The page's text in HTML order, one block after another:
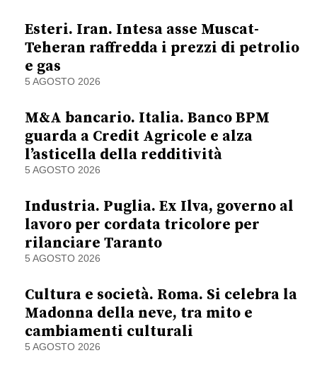
Esteri. Iran. Intesa asse Muscat-
Teheran raffredda i prezzi di petrolio
e gas
5 AGOSTO 2026
M&A bancario. Italia. Banco BPM
guarda a Credit Agricole e alza
l’asticella della redditività
5 AGOSTO 2026
Industria. Puglia. Ex Ilva, governo al
lavoro per cordata tricolore per
rilanciare Taranto
5 AGOSTO 2026
Cultura e società. Roma. Si celebra la
Madonna della neve, tra mito e
cambiamenti culturali
5 AGOSTO 2026